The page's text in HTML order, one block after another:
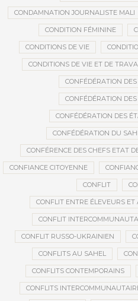
CONDAMNATION JOURNALISTE MALI
CONDITION FÉMININE
CONDITIONS DE VIE
CONDITIONS DE VIE ET DE
CONFÉDÉRATION
CONFÉDÉRATION
CONFÉDÉRATION DES
CONFÉDÉRATION DU
CONFÉRENCE DES CHEFS ETAT
CONFIANCE CITOYENNE
CONFLIT
CONFLIT ENTRE ÉLEVEURS
CONFLIT
CONFLIT RUSSO-UKRAINIEN
CONFLITS AU SAHEL
CONFLITS CONTEMPORAINS
CONFLITS